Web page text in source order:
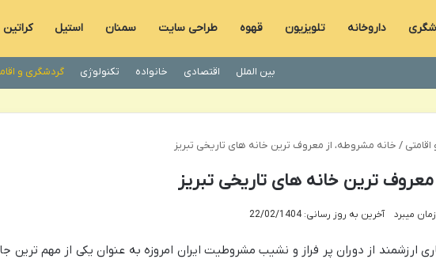
داروخانه تلویزیون قهوه طراحی سایت سمنان استیل کراتین
بین الملل اقتصادی خانواده تکنولوژی گردشگری و
/ خانه مشروطه، از معروف ترین خانه های تاریخی تبریز
ترین خانه های تاریخی تبریز
آخرین به روز رسانی: 22/02/1404
ارزشمند از دوران پر فراز و نشیب مشروطیت ایران امروزه به عنوان یکی از مهم ترین